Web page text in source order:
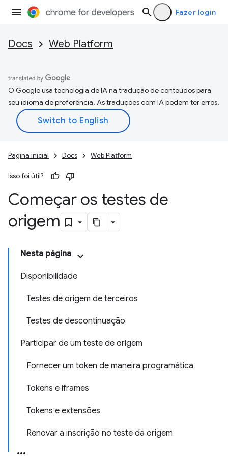
Fazer login
Docs Web Platform
O Google usa tecnologia de IA na tradução de conteúdos para
seu idioma de preferência. As traduções com IA podem ter erros.
Página inicial Docs Web Platform
Isso foi útil?
Começar os testes de
origem
Nesta página
Disponibilidade
Testes de origem de terceiros
Testes de descontinuação
Participar de um teste de origem
Fornecer um token de maneira programática
Tokens e iframes
Tokens e extensões
Renovar a inscrição no teste da origem